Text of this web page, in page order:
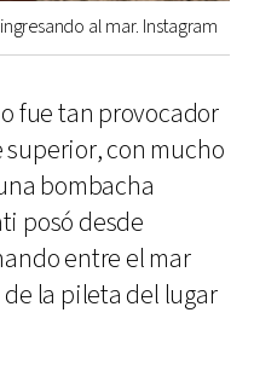
al mar. Instagram
fue tan provocador
superior, con mucho
bombacha
posó desde
entre el mar
la pileta del lugar